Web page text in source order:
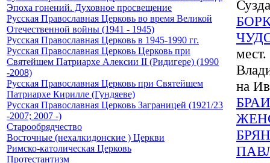
Эпоха гонений. Духовное просвещение
Русская Православная Церковь во время Великой
Отечественной войны (1941 - 1945)
Русская Православная Церковь в 1945-1990 гг.
Русская Православная Церковь Церковь при
Святейшем Патриархе Алексии II (Ридигере) (1990
-2008)
Русская Православная Церковь при Святейшем
Патриархе Кирилле (Гундяеве)
Русская Православная Церковь Заграницей (1921/23
-2007; 2007 -)
Старообрядчество
Восточные (нехалкидонские ) Церкви
Римско-католическая Церковь
Протестантизм
на